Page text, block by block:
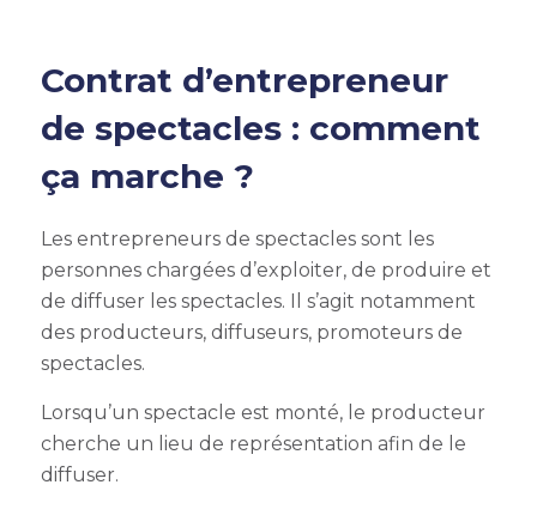
Contrat d’entrepreneur
de spectacles : comment
ça marche ?
Les entrepreneurs de spectacles sont les
personnes chargées d’exploiter, de produire et
de diffuser les spectacles. Il s’agit notamment
des producteurs, diffuseurs, promoteurs de
spectacles.
Lorsqu’un spectacle est monté, le producteur
cherche un lieu de représentation afin de le
diffuser.